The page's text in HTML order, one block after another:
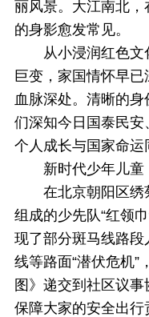
丽风景。大江南北
的身影愈发常见。
从小浸润红色
巨变，家国情怀早
血脉深处。清晰的
们深知今日国泰民
个人成长与国家命运
新时代少年儿童
在北京朝阳区
组成的少先队“红领
现了部分斑马线路
线等路面“潜伏危机”
图》递交到社区议事
保障大家的安全出行